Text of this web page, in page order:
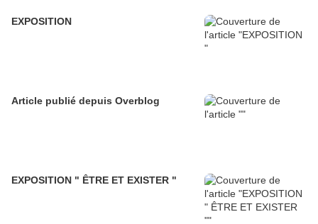
EXPOSITION
Article publié depuis Overblog
EXPOSITION " ÊTRE ET EXISTER "